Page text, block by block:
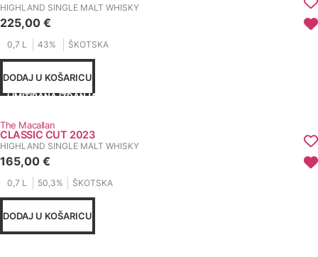
HIGHLAND SINGLE MALT WHISKY
225,00 €
0,7 L 43% ŠKOTSKA
DODAJ U KOŠARICU
LIMITIRANA IZDANJA
The Macallan
CLASSIC CUT 2023
HIGHLAND SINGLE MALT WHISKY
165,00 €
0,7 L 50,3% ŠKOTSKA
DODAJ U KOŠARICU